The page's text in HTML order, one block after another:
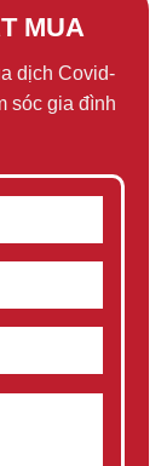
MUA
dịch Covid-
sóc gia đình